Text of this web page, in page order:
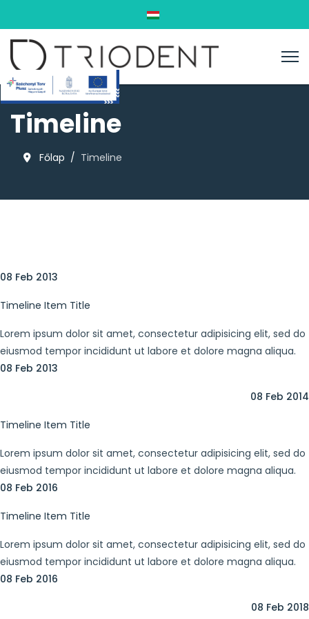
Válasszon nyelvet
Timeline
Főlap Timeline
08 Feb 2013
Timeline Item Title
Lorem ipsum dolor sit amet, consectetur adipisicing elit, sed do
eiusmod tempor incididunt ut labore et dolore magna aliqua.
08 Feb 2013
08 Feb 2014
Timeline Item Title
Lorem ipsum dolor sit amet, consectetur adipisicing elit, sed do
eiusmod tempor incididunt ut labore et dolore magna aliqua.
08 Feb 2016
Timeline Item Title
Lorem ipsum dolor sit amet, consectetur adipisicing elit, sed do
eiusmod tempor incididunt ut labore et dolore magna aliqua.
08 Feb 2016
08 Feb 2018